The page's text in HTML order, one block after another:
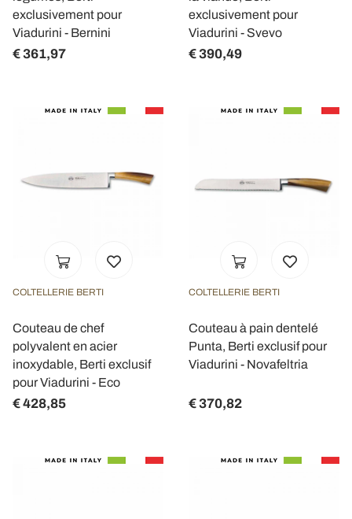
exclusivement pour
Viadurini - Bernini
€ 361,97
exclusivement pour
Viadurini - Svevo
€ 390,49
COLTELLERIE BERTI
Couteau de chef
polyvalent en acier
inoxydable, Berti exclusif
pour Viadurini - Eco
€ 428,85
COLTELLERIE BERTI
Couteau à pain dentelé
Punta, Berti exclusif pour
Viadurini - Novafeltria
€ 370,82